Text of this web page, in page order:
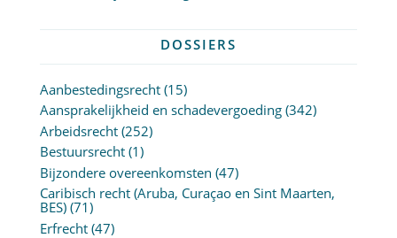
DOSSIERS
Aanbestedingsrecht(15)
Aansprakelijkheid en schadevergoeding(342)
Arbeidsrecht(252)
Bestuursrecht(1)
Bijzondere overeenkomsten (47)
Caribisch recht (Aruba, Curaçao en Sint Maarten,
BES)(71)
Erfrecht(47)